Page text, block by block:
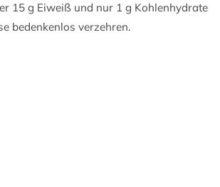
15 g Eiweiß und nur 1 g Kohlenhydrate
bedenkenlos verzehren.